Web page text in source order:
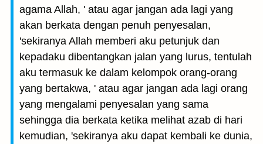
agama Allah, ' atau agar jangan ada lagi yang
akan berkata dengan penuh penyesalan,
'sekiranya Allah memberi aku petunjuk dan
kepadaku dibentangkan jalan yang lurus, tentulah
aku termasuk ke dalam kelompok orang-orang
yang bertakwa, ' atau agar jangan ada lagi orang
yang mengalami penyesalan yang sama
sehingga dia berkata ketika melihat azab di hari
kemudian, 'sekiranya aku dapat kembali ke dunia,